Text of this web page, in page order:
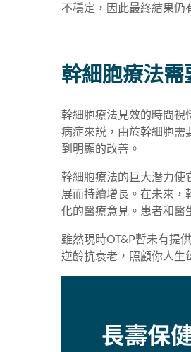
不穩定，因此最終結果仍
幹細胞療法需
幹細胞療法見效的時間視
病症來説，由於幹細胞需
到明顯的改善。
幹細胞療法的巨大潛力使
展而持續增長。在未來，
化的醫療意見。患者和醫
雖然現時OT&P暫未有提
逆齡抗衰老，照顧你人生